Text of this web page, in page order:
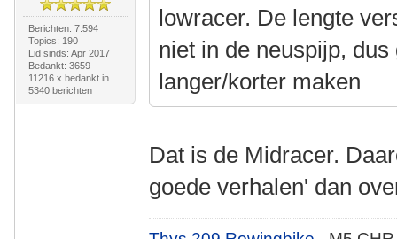
Berichten: 7.594
Topics: 190
Lid sinds: Apr 2017
Bedankt: 3659
11216 x bedankt in
5340 berichten
lowracer. De lengte
niet in de neuspijp,
langer/korter maken
Dat is de Midracer.
goede verhalen' dan